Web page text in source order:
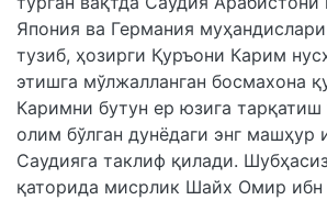
Япония ва Германия
тузиб, ҳозирги Қуръони Карим
этишга мўлжалланган босмахона
Каримни бутун ер юзига тарқатиш
олим бўлган дунёдаги энг машҳур
Саудияга таклиф қилади.
қаторида мисрлик Шайх Омир ибн